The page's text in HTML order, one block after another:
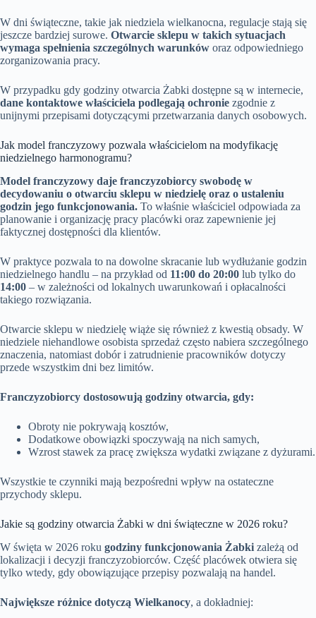
W dni świąteczne, takie jak niedziela wielkanocna, regulacje stają się
jeszcze bardziej surowe. Otwarcie sklepu w takich sytuacjach
wymaga spełnienia szczególnych warunków oraz odpowiedniego
zorganizowania pracy.
W przypadku gdy godziny otwarcia Żabki dostępne są w internecie,
dane kontaktowe właściciela podlegają ochronie zgodnie z
unijnymi przepisami dotyczącymi przetwarzania danych osobowych.
Jak model franczyzowy pozwala właścicielom na modyfikację
niedzielnego harmonogramu?
Model franczyzowy daje franczyzobiorcy swobodę w
decydowaniu o otwarciu sklepu w niedzielę oraz o ustaleniu
godzin jego funkcjonowania. To właśnie właściciel odpowiada za
planowanie i organizację pracy placówki oraz zapewnienie jej
faktycznej dostępności dla klientów.
W praktyce pozwala to na dowolne skracanie lub wydłużanie godzin
niedzielnego handlu – na przykład od 11:00 do 20:00 lub tylko do
14:00 – w zależności od lokalnych uwarunkowań i opłacalności
takiego rozwiązania.
Otwarcie sklepu w niedzielę wiąże się również z kwestią obsady. W
niedziele niehandlowe osobista sprzedaż często nabiera szczególnego
znaczenia, natomiast dobór i zatrudnienie pracowników dotyczy
przede wszystkim dni bez limitów.
Franczyzobiorcy dostosowują godziny otwarcia, gdy:
Obroty nie pokrywają kosztów,
Dodatkowe obowiązki spoczywają na nich samych,
Wzrost stawek za pracę zwiększa wydatki związane z dyżurami.
Wszystkie te czynniki mają bezpośredni wpływ na ostateczne
przychody sklepu.
Jakie są godziny otwarcia Żabki w dni świąteczne w 2026 roku?
W święta w 2026 roku godziny funkcjonowania Żabki zależą od
lokalizacji i decyzji franczyzobiorców. Część placówek otwiera się
tylko wtedy, gdy obowiązujące przepisy pozwalają na handel.
Największe różnice dotyczą Wielkanocy, a dokładniej: